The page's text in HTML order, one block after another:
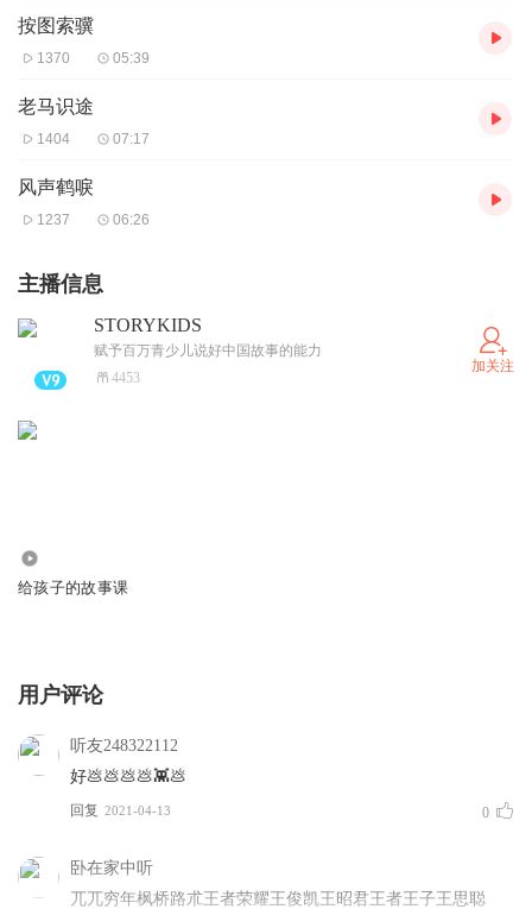
按图索骥
1370 05:39
老马识途
1404 07:17
风声鹤唳
1237 06:26
主播信息
STORYKIDS
赋予百万青少儿说好中国故事的能力
4453
加关注
给孩子的故事课
用户评论
听友248322112
好💩💩💩💩👾💩
回复 2021-04-13 0
卧在家中听
兀兀穷年枫桥路朮王者荣耀王俊凯王昭君王者王子王思聪